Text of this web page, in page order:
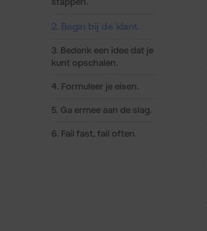
2. Begin bij de klant.
3. Bedenk een idee dat je
kunt opschalen.
4. Formuleer je eisen.
5. Ga ermee aan de slag.
6. Fail fast, fail often.